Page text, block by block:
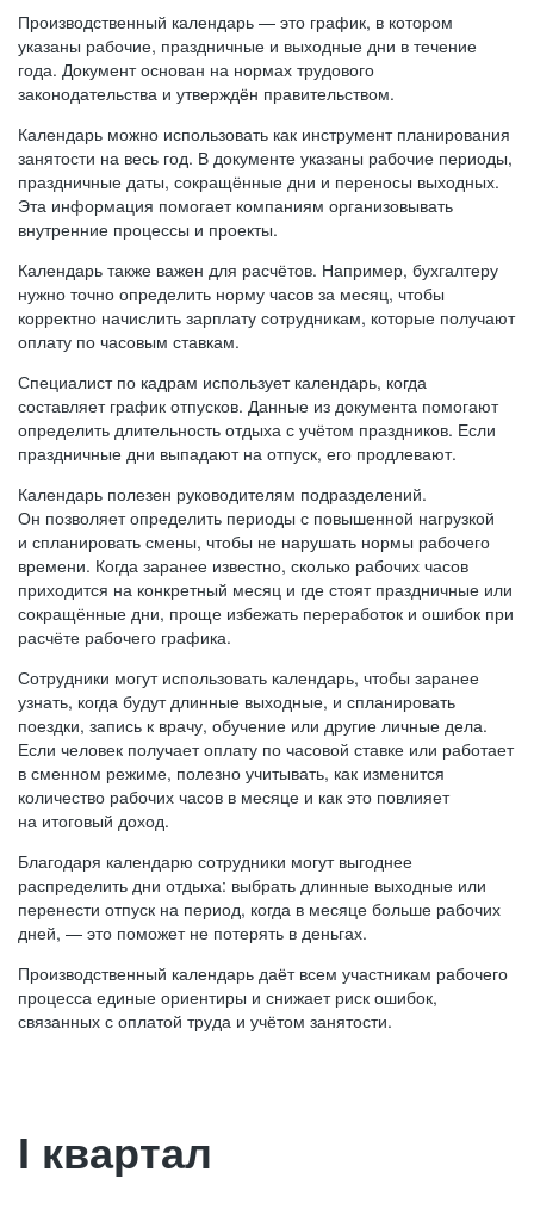
Производственный календарь — это график, в котором
указаны рабочие, праздничные и выходные дни в течение
года. Документ основан на нормах трудового
законодательства и утверждён правительством.
Календарь можно использовать как инструмент планирования
занятости на весь год. В документе указаны рабочие периоды,
праздничные даты, сокращённые дни и переносы выходных.
Эта информация помогает компаниям организовывать
внутренние процессы и проекты.
Календарь также важен для расчётов. Например, бухгалтеру
нужно точно определить норму часов за месяц, чтобы
корректно начислить зарплату сотрудникам, которые получают
оплату по часовым ставкам.
Специалист по кадрам использует календарь, когда
составляет график отпусков. Данные из документа помогают
определить длительность отдыха с учётом праздников. Если
праздничные дни выпадают на отпуск, его продлевают.
Календарь полезен руководителям подразделений.
Он позволяет определить периоды с повышенной нагрузкой
и спланировать смены, чтобы не нарушать нормы рабочего
времени. Когда заранее известно, сколько рабочих часов
приходится на конкретный месяц и где стоят праздничные или
сокращённые дни, проще избежать переработок и ошибок при
расчёте рабочего графика.
Сотрудники могут использовать календарь, чтобы заранее
узнать, когда будут длинные выходные, и спланировать
поездки, запись к врачу, обучение или другие личные дела.
Если человек получает оплату по часовой ставке или работает
в сменном режиме, полезно учитывать, как изменится
количество рабочих часов в месяце и как это повлияет
на итоговый доход.
Благодаря календарю сотрудники могут выгоднее
распределить дни отдыха: выбрать длинные выходные или
перенести отпуск на период, когда в месяце больше рабочих
дней, — это поможет не потерять в деньгах.
Производственный календарь даёт всем участникам рабочего
процесса единые ориентиры и снижает риск ошибок,
связанных с оплатой труда и учётом занятости.
I квартал